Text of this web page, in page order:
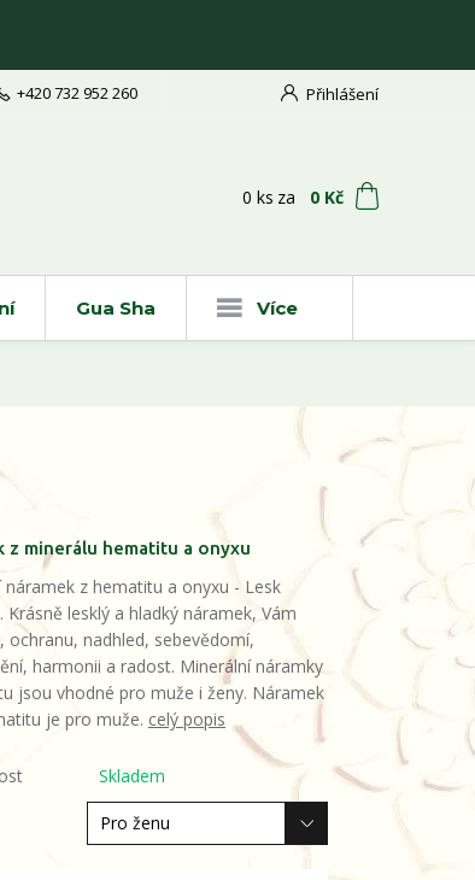
Přihlášení
+420 732 952 260
0 ks za 0 Kč
Gua Sha Více
z minerálu hematitu a onyxu
náramek z hematitu a onyxu - Lesk
Krásně lesklý a hladký náramek, Vám
ochranu, nadhled, sebevědomí,
harmonii a radost. Minerální náramky
jsou vhodné pro muže i ženy. Náramek
je pro muže. celý popis
Skladem